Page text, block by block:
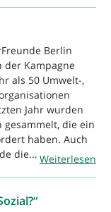
Berlin
der Kampagne
als 50 Umwelt-,
Jahr wurden
gesammelt, die ein
haben. Auch
die... Weiterlesen